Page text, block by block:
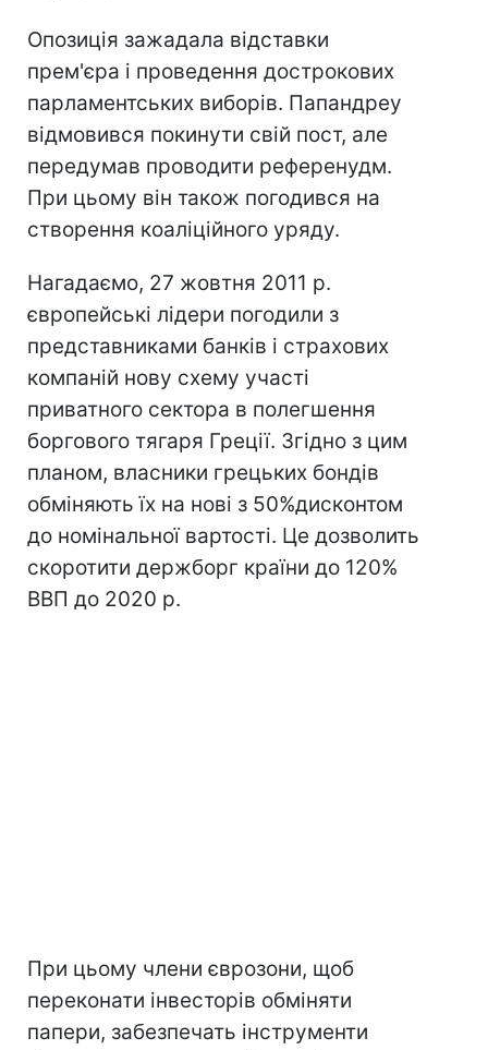
Опозиція зажадала відставки
прем'єра і проведення дострокових
парламентських виборів. Папандреу
відмовився покинути свій пост, але
передумав проводити референудм.
При цьому він також погодився на
створення коаліційного уряду.
Нагадаємо, 27 жовтня 2011 р.
європейські лідери погодили з
представниками банків і страхових
компаній нову схему участі
приватного сектора в полегшення
боргового тягаря Греції. Згідно з цим
планом, власники грецьких бондів
обміняють їх на нові з 50%дисконтом
до номінальної вартості. Це дозволить
скоротити держборг країни до 120%
ВВП до 2020 р.
При цьому члени єврозони, щоб
переконати інвесторів обміняти
папери, забезпечать інструменти